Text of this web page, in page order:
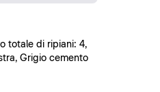
totale di ripiani: 4,
Grigio cemento